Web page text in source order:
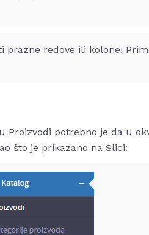
prazne redove ili kolone!
potrebno je da u
što je prikazano na Slici: